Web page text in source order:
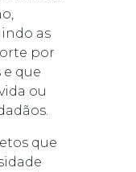
as
por
e que
ou
que